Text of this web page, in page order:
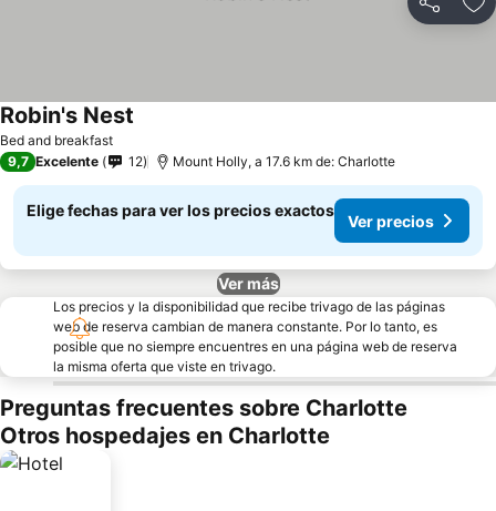
Compartir
Bed and breakfast
Robin's Nest
9,7 Excelente 12 Mount Holly, a 17.6 km de: Charlotte
Elige fechas para ver los precios exactos
Ver precios
Ver más
Los precios y la disponibilidad que recibe trivago de las páginas
web de reserva cambian de manera constante. Por lo tanto, es
posible que no siempre encuentres en una página web de reserva
la misma oferta que viste en trivago.
Preguntas frecuentes sobre Charlotte
Otros hospedajes en Charlotte